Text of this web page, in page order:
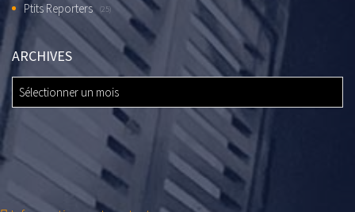
Ptits Reporters (25)
ARCHIVES
ARCHIVES